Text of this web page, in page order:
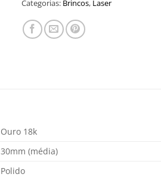
Categorias: Brincos, Laser
Ouro 18k
30mm (média)
Polido